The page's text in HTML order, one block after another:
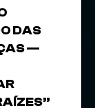
DAS
—